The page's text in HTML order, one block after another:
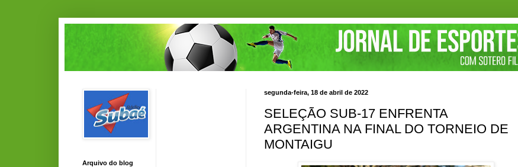
segunda-feira, 18 de abril de 2022
SELEÇÃO SUB-17 ENFRENTA
ARGENTINA NA FINAL DO TORNEIO DE
MONTAIGU
Arquivo do blog